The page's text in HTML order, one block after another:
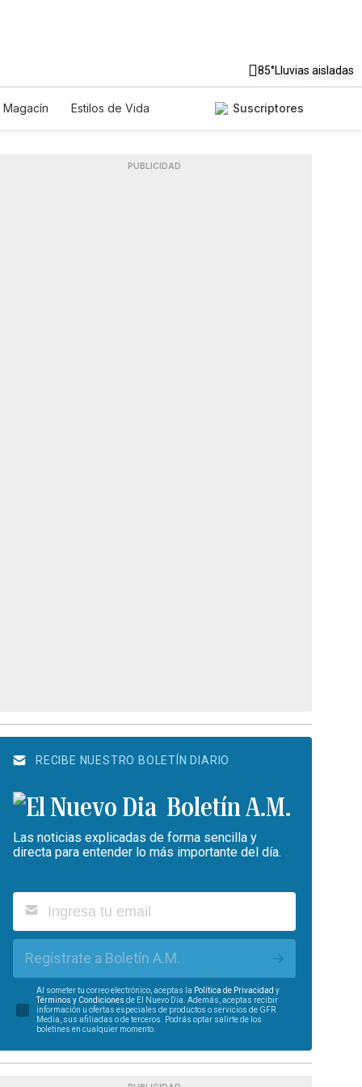
85°Lluvias aisladas
Magacín
Estilos de Vida
Suscriptores
PUBLICIDAD
RECIBE NUESTRO BOLETÍN DIARIO
Boletín A.M.
Las noticias explicadas de forma sencilla y
directa para entender lo más importante del día.
Regístrate a Boletín A.M.
Al someter tu correo electrónico, aceptas la Política de Privacidad y
Términos y Condiciones de El Nuevo Día. Además, aceptas recibir
información u ofertas especiales de productos o servicios de GFR
Media, sus afiliadas o de terceros. Podrás optar salirte de los
boletines en cualquier momento.